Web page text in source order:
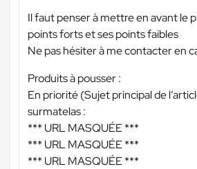
Il faut penser à mettre en avant le
points forts et ses points faibles
Ne pas hésiter à me contacter en
Produits à pousser :
En priorité (Sujet principal de
surmatelas :
*** URL MASQUÉE ***
*** URL MASQUÉE ***
*** URL MASQUÉE ***